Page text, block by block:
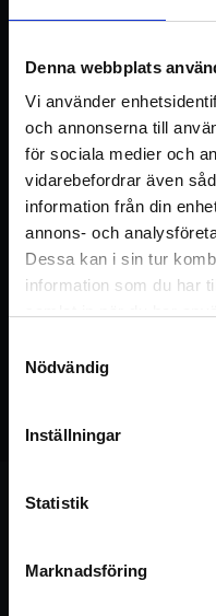
Denna webbplats
Vi använder
och annonserna till
för sociala medier och
vidarebefordrar även
information från din
annons- och
Dessa kan i sin tur
information som du har
Nödvändig
Inställningar
Statistik
Marknadsföring
Logga
75 min